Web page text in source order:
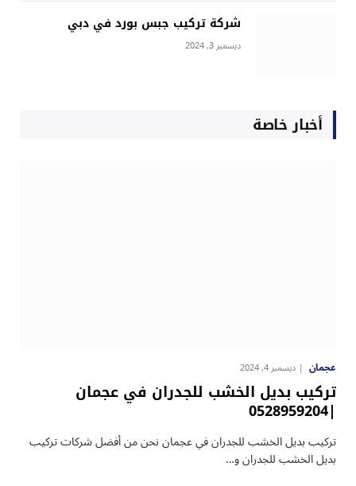
شركة تركيب جبس بورد في دبي
ديسمبر 3, 2024
أخبار خاصة
عجمان ديسمبر 4, 2024
تركيب بديل الخشب للجدران في عجمان
|0528959204
تركيب بديل الخشب للجدران في عجمان نحن من أفضل شركات تركيب
بديل الخشب للجدران و…